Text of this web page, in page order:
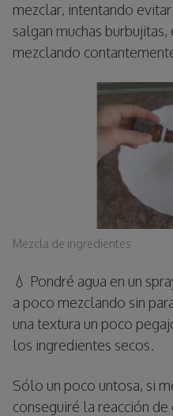
mezclar, intentando
salgan muchas
mezclando
Mezcla de ingredientes
💧 Pondré agua en un
a poco mezclando sin
una textura un poco
los ingredientes secos.
Sólo un poco untosa, si
conseguiré la reacción